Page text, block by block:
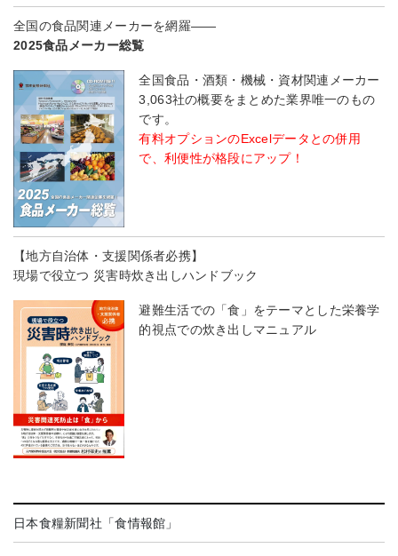
全国の食品関連メーカーを網羅――
2025食品メーカー総覧
全国食品・酒類・機械・資材関連メーカー
3,063社の概要をまとめた業界唯一のもの
です。
有料オプションのExcelデータとの併用
で、利便性が格段にアップ！
【地方自治体・支援関係者必携】
現場で役立つ 災害時炊き出しハンドブック
避難生活での「食」をテーマとした栄養学
的視点での炊き出しマニュアル
日本食糧新聞社「食情報館」